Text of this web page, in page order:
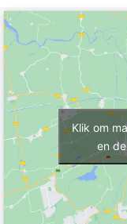
Klik om
en